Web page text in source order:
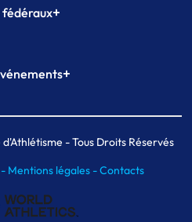
fédéraux+
Formation
+
Paris indoor
de Paris- Tous Droits Réservés
Mentions légales -Contacts